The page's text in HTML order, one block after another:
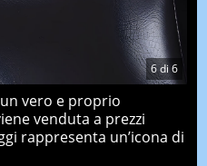
6di 6
vero e proprio
venduta a prezzi
rappresenta un’icona di